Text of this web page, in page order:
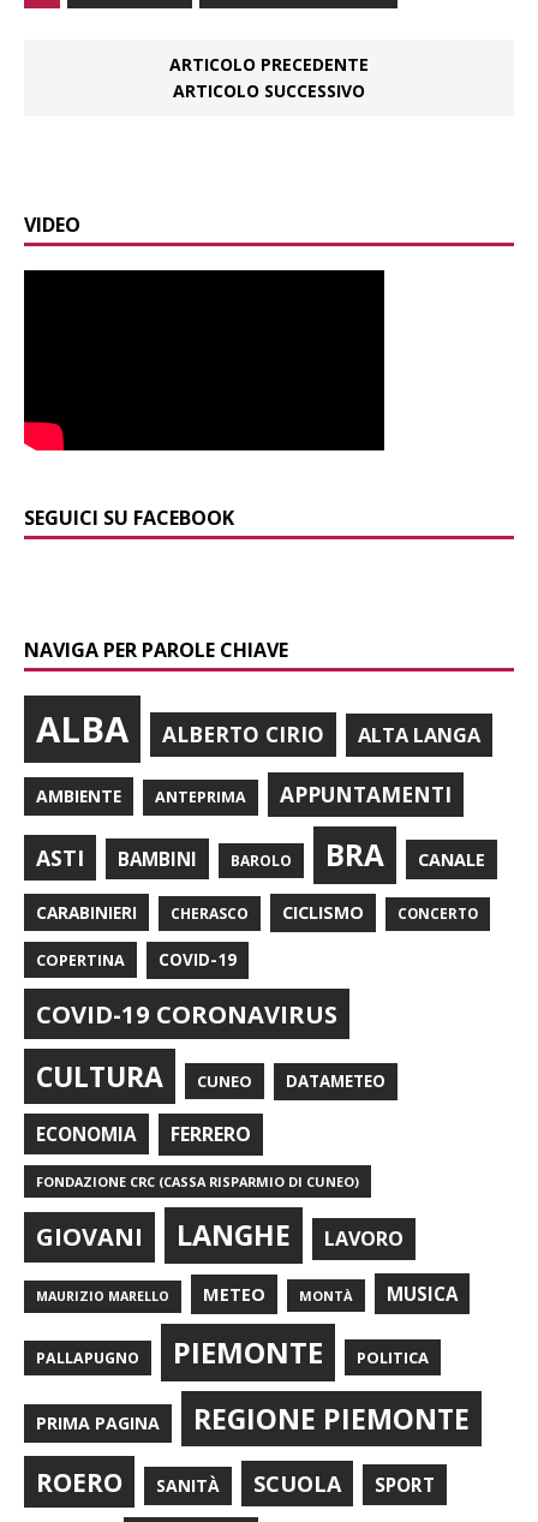
ARTICOLO PRECEDENTE
ARTICOLO SUCCESSIVO
VIDEO
SEGUICI SU FACEBOOK
NAVIGA PER PAROLE CHIAVE
ALBA ALBERTO CIRIO ALTA LANGA
AMBIENTE ANTEPRIMA APPUNTAMENTI
ASTI BAMBINI BAROLO BRA CANALE
CARABINIERI CHERASCO CICLISMO CONCERTO
COPERTINA COVID-19
COVID-19 CORONAVIRUS
CULTURA CUNEO DATAMETEO
ECONOMIA FERRERO
FONDAZIONE CRC (CASSA RISPARMIO DI CUNEO)
GIOVANI LANGHE LAVORO
MAURIZIO MARELLO METEO MONTÀ MUSICA
PALLAPUGNO PIEMONTE POLITICA
PRIMA PAGINA REGIONE PIEMONTE
ROERO SANITÀ SCUOLA SPORT